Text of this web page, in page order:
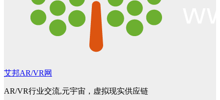
艾邦AR/VR网
AR/VR行业交流,元宇宙，虚拟现实供应链